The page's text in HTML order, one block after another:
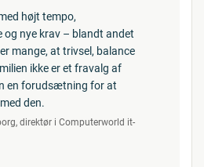
højt tempo,
og nye krav – blandt andet
mange, at trivsel, balance
ikke er et fravalg af
en forudsætning for at
den.
direktør i Computerworld it-